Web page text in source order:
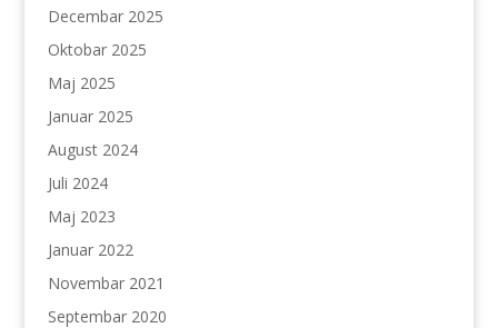
Decembar 2025
Oktobar 2025
Maj 2025
Januar 2025
August 2024
Juli 2024
Maj 2023
Januar 2022
Novembar 2021
Septembar 2020